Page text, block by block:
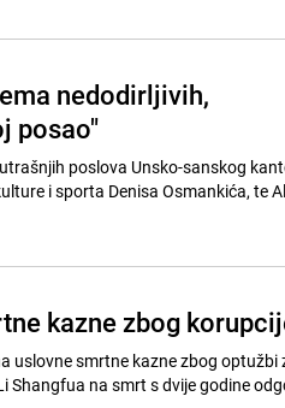
nedodirljivih,
posao"
poslova Unsko-sanskog
i sporta Denisa Osmankića, te
kazne zbog
uslovne smrtne kazne zbog optužbi
Shangfua na smrt s dvije godine